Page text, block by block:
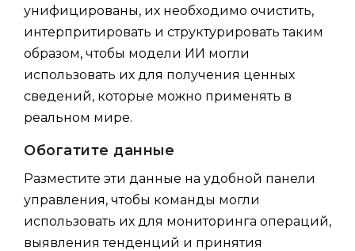
унифицированы, их необходимо очистить,
интерпритировать и структурировать таким
образом, чтобы модели ИИ могли
использовать их для получения ценных
сведений, которые можно применять в
реальном мире.
Обогатите данные
Разместите эти данные на удобной панели
управления, чтобы команды могли
использовать их для мониторинга операций,
выявления тенденций и принятия